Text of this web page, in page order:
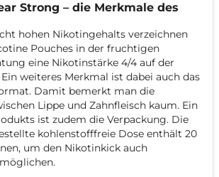
Strong – die Merkmale des
hohen Nikotingehalts verzeichnen
Pouches in der fruchtigen
eine Nikotinstärke 4/4 auf der
weiteres Merkmal ist dabei auch das
Damit bemerkt man die
Lippe und Zahnfleisch kaum. Ein
ist zudem die Verpackung. Die
kohlenstofffreie Dose enthält 20
um den Nikotinkick auch